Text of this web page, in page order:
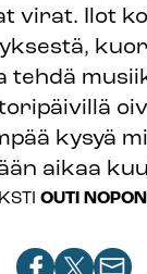
virat. Ilot
tehdä
kysyä
aikaa
OUTI
Jaa Jaa Jaa